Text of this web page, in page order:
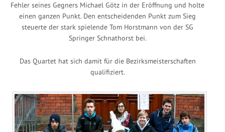
Fehler seines Gegners Michael Götz in der Eröffnung und holte
einen ganzen Punkt. Den entscheidenden Punkt zum Sieg
steuerte der stark spielende Tom Horstmann von der SG
Springer Schnathorst bei.
Das Quartet hat sich damit für die Bezirksmeisterschaften
qualifiziert.